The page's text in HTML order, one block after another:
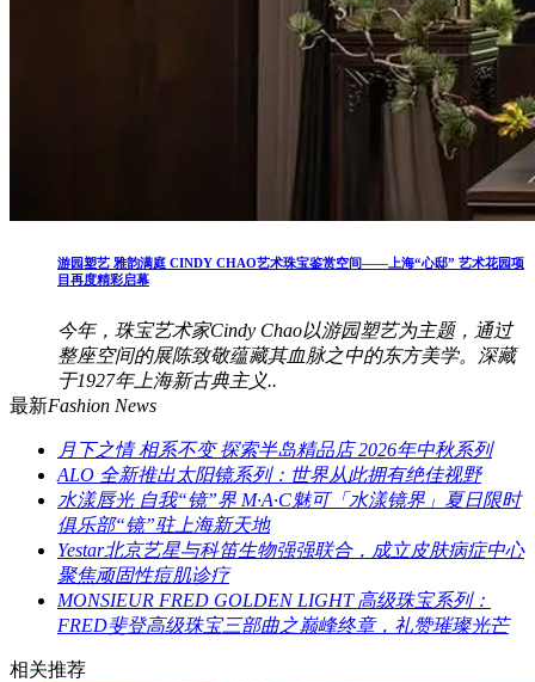
游园塑艺 雅韵满庭 CINDY CHAO艺术珠宝鉴赏空间——上海“心邸” 艺术花园项
目再度精彩启幕
今年，珠宝艺术家Cindy Chao以游园塑艺为主题，通过
整座空间的展陈致敬蕴藏其血脉之中的东方美学。深藏
于1927年上海新古典主义..
最新Fashion News
月下之情 相系不变 探索半岛精品店 2026年中秋系列
ALO 全新推出太阳镜系列：世界从此拥有绝佳视野
水漾唇光 自我“镜”界 M·A·C魅可「水漾镜界」夏日限时
俱乐部“镜”驻上海新天地
Yestar北京艺星与科笛生物强强联合，成立皮肤病症中心
聚焦顽固性痘肌诊疗
MONSIEUR FRED GOLDEN LIGHT 高级珠宝系列：
FRED斐登高级珠宝三部曲之巅峰终章，礼赞璀璨光芒
相关推荐